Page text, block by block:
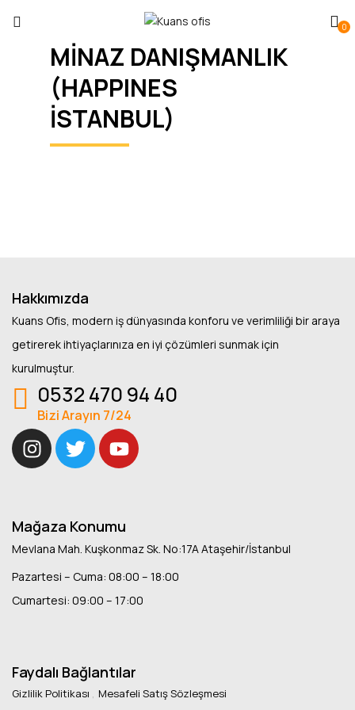
0
MİNAZ DANIŞMANLIK
(HAPPINES
İSTANBUL)
Hakkımızda
Kuans Ofis, modern iş dünyasında konforu ve verimliliği bir araya
getirerek ihtiyaçlarınıza en iyi çözümleri sunmak için
kurulmuştur.
0532 470 94 40
Bizi Arayın 7/24
Mağaza Konumu
Mevlana Mah. Kuşkonmaz Sk. No:17A Ataşehir/İstanbul
Pazartesi – Cuma: 08:00 – 18:00
Cumartesi: 09:00 – 17:00
Faydalı Bağlantılar
Gizlilik Politikası Mesafeli Satış Sözleşmesi